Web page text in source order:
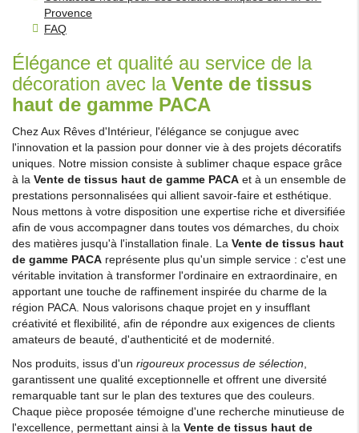
Provence
FAQ
Élégance et qualité au service de la
décoration avec la Vente de tissus
haut de gamme PACA
Chez Aux Rêves d'Intérieur, l'élégance se conjugue avec
l'innovation et la passion pour donner vie à des projets décoratifs
uniques. Notre mission consiste à sublimer chaque espace grâce
à la Vente de tissus haut de gamme PACA et à un ensemble de
prestations personnalisées qui allient savoir-faire et esthétique.
Nous mettons à votre disposition une expertise riche et diversifiée
afin de vous accompagner dans toutes vos démarches, du choix
des matières jusqu'à l'installation finale. La Vente de tissus haut
de gamme PACA représente plus qu'un simple service : c'est une
véritable invitation à transformer l'ordinaire en extraordinaire, en
apportant une touche de raffinement inspirée du charme de la
région PACA. Nous valorisons chaque projet en y insufflant
créativité et flexibilité, afin de répondre aux exigences de clients
amateurs de beauté, d'authenticité et de modernité.
Nos produits, issus d'un rigoureux processus de sélection,
garantissent une qualité exceptionnelle et offrent une diversité
remarquable tant sur le plan des textures que des couleurs.
Chaque pièce proposée témoigne d'une recherche minutieuse de
l'excellence, permettant ainsi à la Vente de tissus haut de